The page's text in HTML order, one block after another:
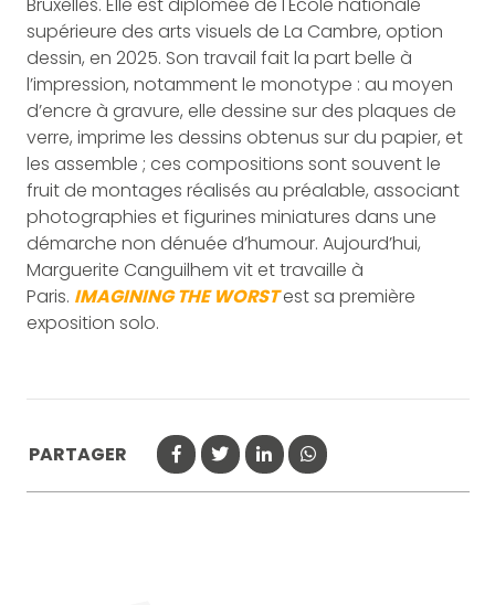
supérieure des arts visuels de La Cambre, option
dessin, en 2025. Son travail fait la part belle à
l’impression, notamment le monotype : au moyen
d’encre à gravure, elle dessine sur des plaques de
verre, imprime les dessins obtenus sur du papier, et
les assemble ; ces compositions sont souvent le
fruit de montages réalisés au préalable, associant
photographies et figurines miniatures dans une
démarche non dénuée d’humour. Aujourd’hui,
Marguerite Canguilhem vit et travaille à
Paris. IMAGINING THE WORSTest sa première
exposition solo.
PARTAGER